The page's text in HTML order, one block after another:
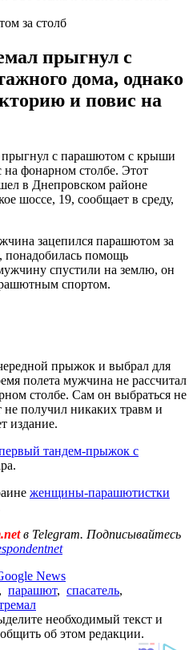
за столб
прыгнул с
дома, однако
и повис на
с парашютом с крыши
фонарном столбе. Этот
в Днепровском районе
шоссе, 19, сообщает в среду,
зацепился парашютом за
понадобилась помощь
спустили на землю, он
спортом.
прыжок и выбрал для
полета мужчина не рассчитал
столбе. Сам он выбраться не
получил никаких травм и
издание.
тандем-прыжок с
женщины-парашютистки
в Telegram. Подписывайтесь
News
, парашют, спасатель,
необходимый текст и
об этом редакции.